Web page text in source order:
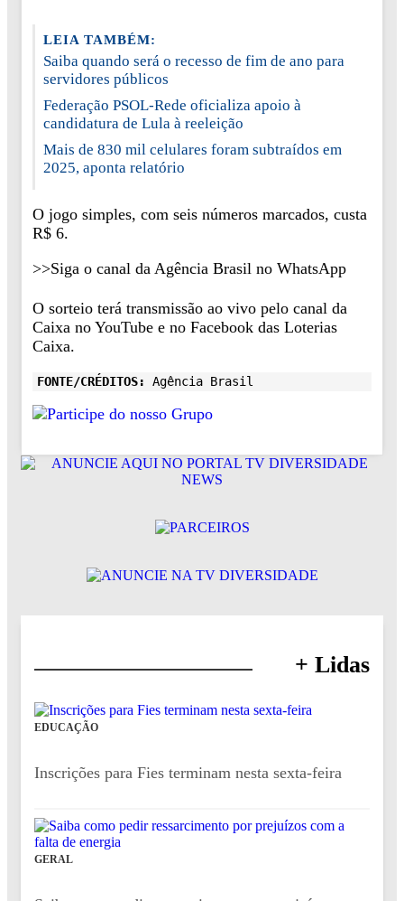
LEIA TAMBÉM:
Saiba quando será o recesso de fim de ano para
servidores públicos
Federação PSOL-Rede oficializa apoio à
candidatura de Lula à reeleição
Mais de 830 mil celulares foram subtraídos em
2025, aponta relatório
O jogo simples, com seis números marcados, custa
R$ 6.
>>Siga o canal da Agência Brasil no WhatsApp
O sorteio terá transmissão ao vivo pelo canal da
Caixa no YouTube e no Facebook das Loterias
Caixa.
FONTE/CRÉDITOS: Agência Brasil
+ Lidas
EDUCAÇÃO
Inscrições para Fies terminam nesta sexta-feira
GERAL